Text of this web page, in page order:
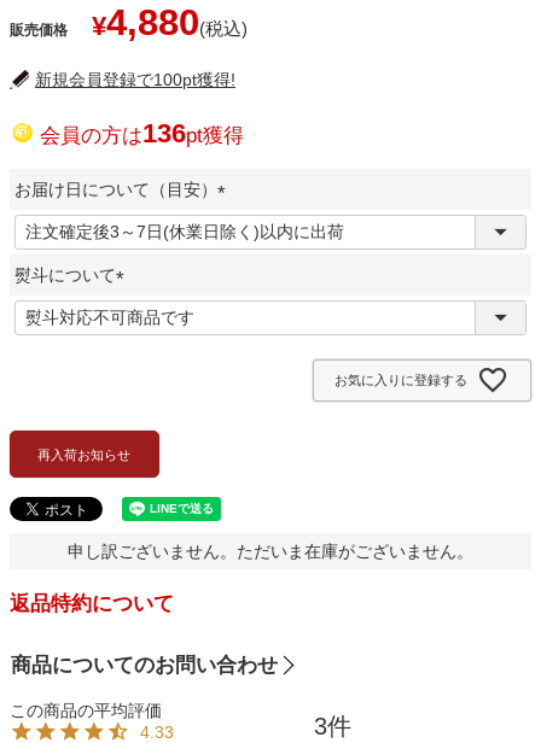
販売価格 ¥4,880
新規会員登録で100pt獲得!
会員の方は136pt獲得
お届け日について（目安）
(
必
)
熨斗について
(
必
お気に入りに登録する
再入荷お知らせ
申し訳ございません。ただいま在庫がございません。
返品特約について
商品についてのお問い合わせ
4.33 3